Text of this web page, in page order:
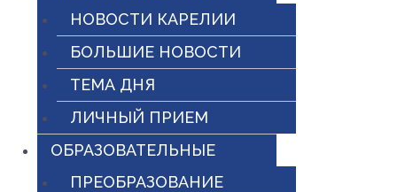
НОВОСТИ КАРЕЛИИ
БОЛЬШИЕ НОВОСТИ
ТЕМА ДНЯ
ЛИЧНЫЙ ПРИЕМ
ОБРАЗОВАТЕЛЬНЫЕ
ПРЕОБРАЗОВАНИЕ